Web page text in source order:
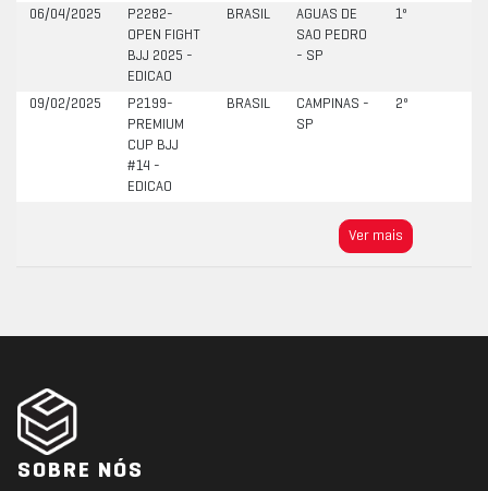
06/04/2025
P2282-
OPEN FIGHT
BJJ 2025 -
EDICAO
BRASIL
AGUAS DE
SAO PEDRO
- SP
1º
09/02/2025
P2199-
PREMIUM
CUP BJJ
#14 -
EDICAO
BRASIL
CAMPINAS -
SP
2º
Ver mais
SOBRE NÓS